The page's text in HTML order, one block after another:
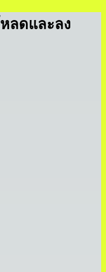
ลดและลง